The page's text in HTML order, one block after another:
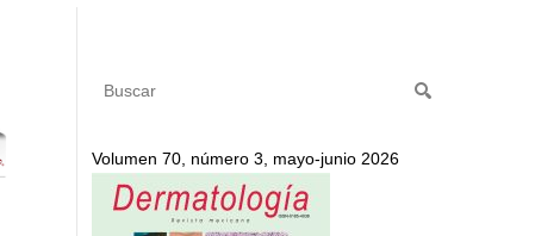
Volumen 70, número 3, mayo-junio 2026